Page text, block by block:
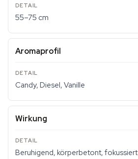
55–75 cm
Aromaprofil
Candy, Diesel, Vanille
Wirkung
Beruhigend, körperbetont, fokussiert